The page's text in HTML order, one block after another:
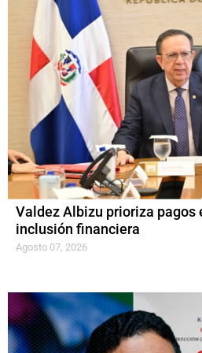
Valdez Albizu prioriza pagos
inclusión financiera
Agosto 07, 2026